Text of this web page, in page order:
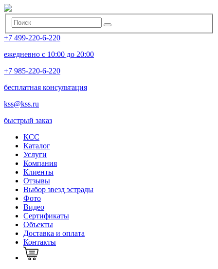
+7 499-220-6-220
ежедневно с 10:00 до 20:00
+7 985-220-6-220
бесплатная консультация
kss@kss.ru
быстрый заказ
КСС
Каталог
Услуги
Компания
Клиенты
Oтзывы
Выбор звезд эстрады
Фото
Видео
Сертификаты
Объекты
Доставка и оплата
Контакты